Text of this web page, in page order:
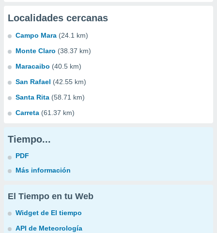
Localidades cercanas
Campo Mara (24.1 km)
Monte Claro (38.37 km)
Maracaibo (40.5 km)
San Rafael (42.55 km)
Santa Rita (58.71 km)
Carreta (61.37 km)
Tiempo...
PDF
Más información
El Tiempo en tu Web
Widget de El tiempo
API de Meteorología